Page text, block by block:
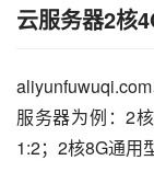
云服务器2核
服务器为例：2
1:2；2核8G通用